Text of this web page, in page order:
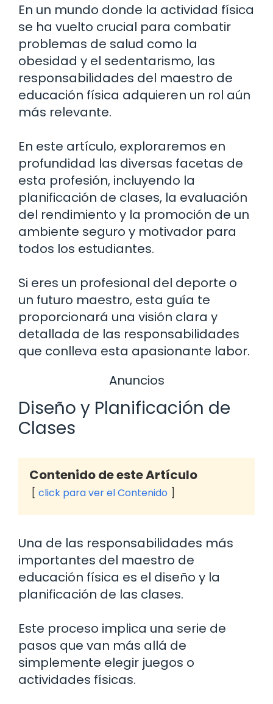
En un mundo donde la actividad física
se ha vuelto crucial para combatir
problemas de salud como la
obesidad y el sedentarismo, las
responsabilidades del maestro de
educación física adquieren un rol aún
más relevante.
En este artículo, exploraremos en
profundidad las diversas facetas de
esta profesión, incluyendo la
planificación de clases, la evaluación
del rendimiento y la promoción de un
ambiente seguro y motivador para
todos los estudiantes.
Si eres un profesional del deporte o
un futuro maestro, esta guía te
proporcionará una visión clara y
detallada de las responsabilidades
que conlleva esta apasionante labor.
Anuncios
Diseño y Planificación de
Clases
Contenido de este Artículo
click para ver el Contenido
Una de las responsabilidades más
importantes del maestro de
educación física es el diseño y la
planificación de las clases.
Este proceso implica una serie de
pasos que van más allá de
simplemente elegir juegos o
actividades físicas.